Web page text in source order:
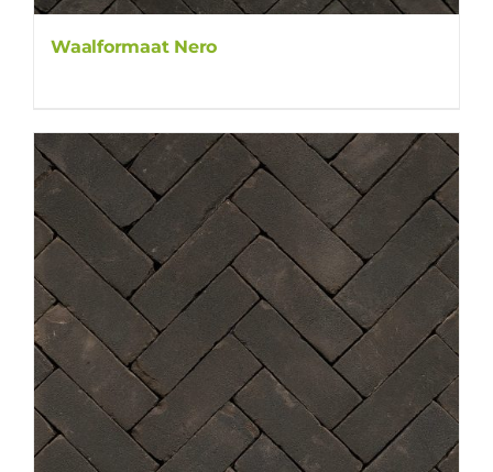
Waalformaat Nero